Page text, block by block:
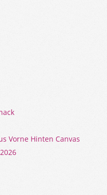
Vorne Hinten Canvas